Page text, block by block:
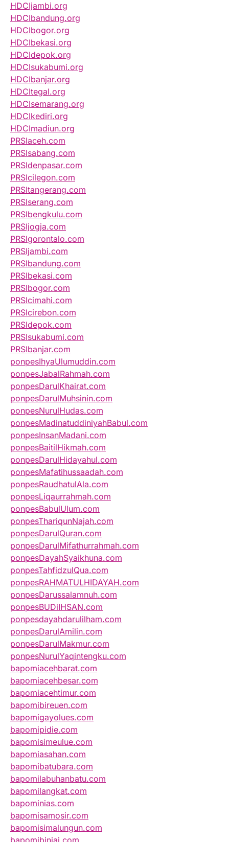
HDCIjambi.org
HDCIbandung.org
HDCIbogor.org
HDCIbekasi.org
HDCIdepok.org
HDCIsukabumi.org
HDCIbanjar.org
HDCItegal.org
HDCIsemarang.org
HDCIkediri.org
HDCImadiun.org
PRSIaceh.com
PRSIsabang.com
PRSIdenpasar.com
PRSIcilegon.com
PRSItangerang.com
PRSIserang.com
PRSIbengkulu.com
PRSIjogja.com
PRSIgorontalo.com
PRSIjambi.com
PRSIbandung.com
PRSIbekasi.com
PRSIbogor.com
PRSIcimahi.com
PRSIcirebon.com
PRSIdepok.com
PRSIsukabumi.com
PRSIbanjar.com
ponpesIhyaUlumuddin.com
ponpesJabalRahmah.com
ponpesDarulKhairat.com
ponpesDarulMuhsinin.com
ponpesNurulHudas.com
ponpesMadinatuddiniyahBabul.com
ponpesInsanMadani.com
ponpesBaitilHikmah.com
ponpesDarulHidayahul.com
ponpesMafatihussaadah.com
ponpesRaudhatulAla.com
ponpesLiqaurrahmah.com
ponpesBabulUlum.com
ponpesThariqunNajah.com
ponpesDarulQuran.com
ponpesDarulMifathurrahmah.com
ponpesDayahSyaikhuna.com
ponpesTahfidzulQua.com
ponpesRAHMATULHIDAYAH.com
ponpesDarussalamnuh.com
ponpesBUDiIHSAN.com
ponpesdayahdarulilham.com
ponpesDarulAmilin.com
ponpesDarulMakmur.com
ponpesNurulYaqintengku.com
bapomiacehbarat.com
bapomiacehbesar.com
bapomiacehtimur.com
bapomibireuen.com
bapomigayolues.com
bapomipidie.com
bapomisimeulue.com
bapomiasahan.com
bapomibatubara.com
bapomilabuhanbatu.com
bapomilangkat.com
bapominias.com
bapomisamosir.com
bapomisimalungun.com